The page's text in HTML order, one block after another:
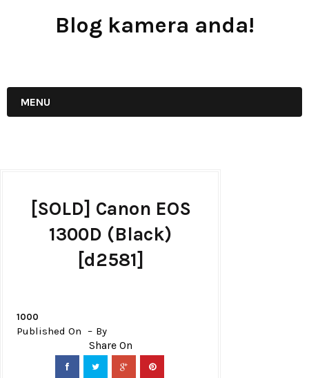
Blog kamera anda!
MENU
[SOLD] Canon EOS
1300D (Black)
[d2581]
1000
Published On By